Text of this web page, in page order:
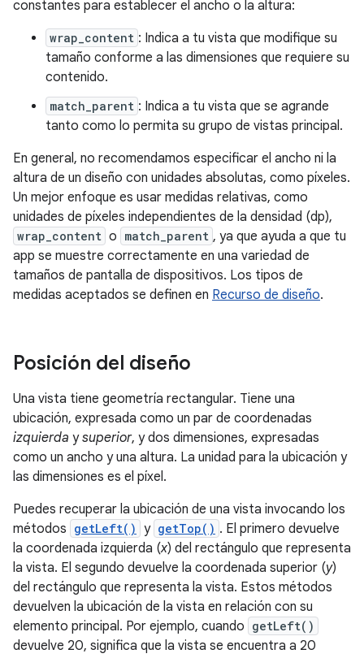
constantes para establecer el ancho o la altura:
wrap_content : Indica a tu vista que modifique su
tamaño conforme a las dimensiones que requiere su
contenido.
match_parent : Indica a tu vista que se agrande
tanto como lo permita su grupo de vistas principal.
En general, no recomendamos especificar el ancho ni la
altura de un diseño con unidades absolutas, como píxeles.
Un mejor enfoque es usar medidas relativas, como
unidades de píxeles independientes de la densidad (dp),
wrap_content o match_parent , ya que ayuda a que tu
app se muestre correctamente en una variedad de
tamaños de pantalla de dispositivos. Los tipos de
medidas aceptados se definen en Recurso de diseño.
Posición del diseño
Una vista tiene geometría rectangular. Tiene una
ubicación, expresada como un par de coordenadas
izquierda ysuperior, y dos dimensiones, expresadas
como un ancho y una altura. La unidad para la ubicación y
las dimensiones es el píxel.
Puedes recuperar la ubicación de una vista invocando los
métodos getLeft() y getTop() . El primero devuelve
la coordenada izquierda (x) del rectángulo que representa
la vista. El segundo devuelve la coordenada superior (y)
del rectángulo que representa la vista. Estos métodos
devuelven la ubicación de la vista en relación con su
elemento principal. Por ejemplo, cuando getLeft()
devuelve 20, significa que la vista se encuentra a 20